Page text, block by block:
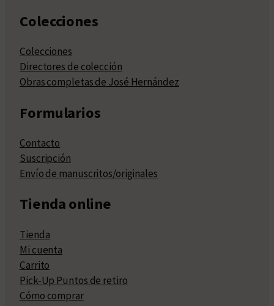
Colecciones
Colecciones
Directores de colección
Obras completas de José Hernández
Formularios
Contacto
Suscripción
Envío de manuscritos/originales
Tienda online
Tienda
Mi cuenta
Carrito
Pick-Up Puntos de retiro
Cómo comprar